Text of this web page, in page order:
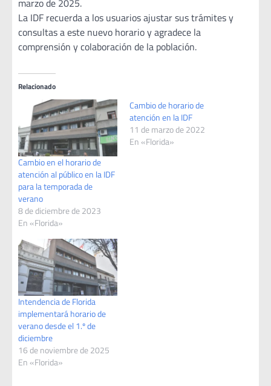
marzo de 2025.
La IDF recuerda a los usuarios ajustar sus trámites y
consultas a este nuevo horario y agradece la
comprensión y colaboración de la población.
Relacionado
Cambio en el horario de
atención al público en la IDF
para la temporada de
verano
8 de diciembre de 2023
En «Florida»
Cambio de horario de
atención en la IDF
11 de marzo de 2022
En «Florida»
Intendencia de Florida
implementará horario de
verano desde el 1.º de
diciembre
16 de noviembre de 2025
En «Florida»